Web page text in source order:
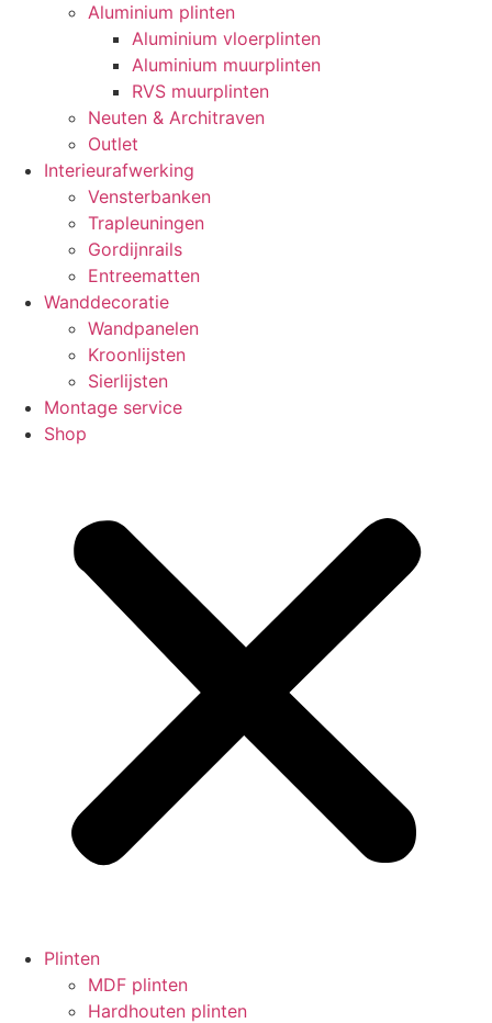
Aluminium plinten
Aluminium vloerplinten
Aluminium muurplinten
RVS muurplinten
Neuten & Architraven
Outlet
Interieurafwerking
Vensterbanken
Trapleuningen
Gordijnrails
Entreematten
Wanddecoratie
Wandpanelen
Kroonlijsten
Sierlijsten
Montage service
Shop
Plinten
MDF plinten
Hardhouten plinten